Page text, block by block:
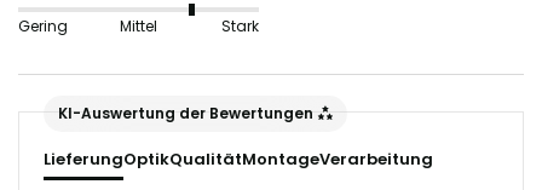
nicht geeignet, da sie die Lichtreflektion in der
Der Untergrund sollte vor dem Anbringen staub- und
Gering Mittel Stark
KI-Auswertung der Bewertungen
LieferungOptikQualitätMontageVerarbeitung